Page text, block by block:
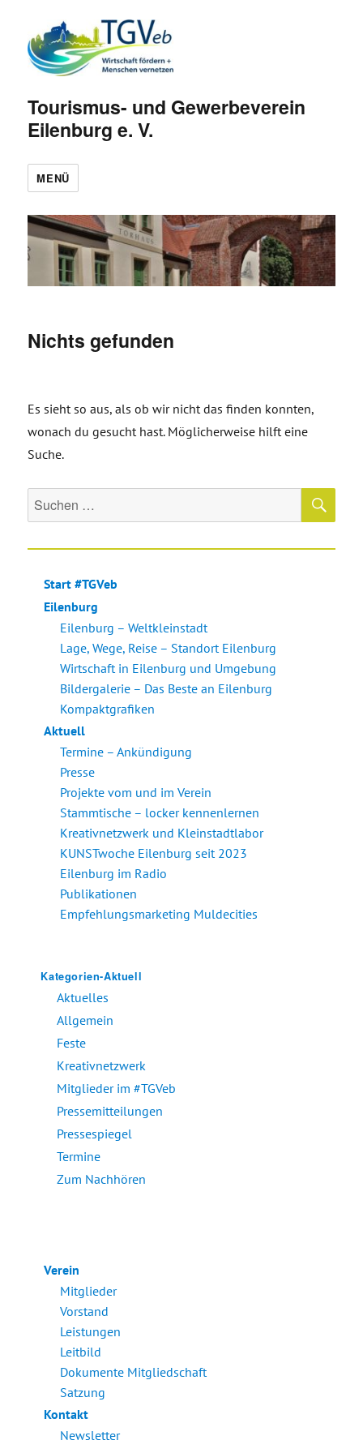
Tourismus- und Gewerbeverein
Eilenburg e. V.
MENÜ
Nichts gefunden
Es sieht so aus, als ob wir nicht das finden konnten,
wonach du gesucht hast. Möglicherweise hilft eine
Suche.
Suche
nach:
Start #TGVeb
Eilenburg
Eilenburg – Weltkleinstadt
Lage, Wege, Reise – Standort Eilenburg
Wirtschaft in Eilenburg und Umgebung
Bildergalerie – Das Beste an Eilenburg
Kompaktgrafiken
Aktuell
Termine – Ankündigung
Presse
Projekte vom und im Verein
Stammtische – locker kennenlernen
Kreativnetzwerk und Kleinstadtlabor
KUNSTwoche Eilenburg seit 2023
Eilenburg im Radio
Publikationen
Empfehlungsmarketing Muldecities
Kategorien-Aktuell
Aktuelles
Allgemein
Feste
Kreativnetzwerk
Mitglieder im #TGVeb
Pressemitteilungen
Pressespiegel
Termine
Zum Nachhören
Verein
Mitglieder
Vorstand
Leistungen
Leitbild
Dokumente Mitgliedschaft
Satzung
Kontakt
Newsletter